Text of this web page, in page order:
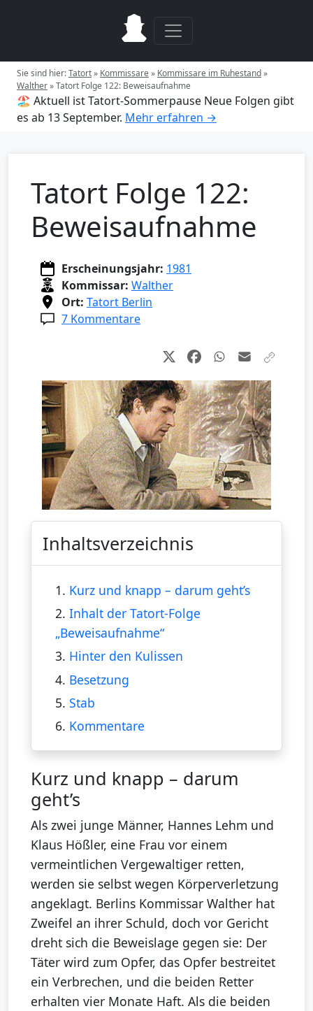
Sie sind hier:Tatort» Kommissare» Kommissare im Ruhestand»
Walther»Tatort Folge 122: Beweisaufnahme
🏖️ Aktuell ist Tatort-Sommerpause Neue Folgen gibt
es ab 13 September. Mehr erfahren →
Tatort Folge 122:
Beweisaufnahme
Erscheinungsjahr: 1981
Kommissar: Walther
Ort: Tatort Berlin
7 Kommentare
Inhaltsverzeichnis
1. Kurz und knapp – darum geht’s
2. Inhalt der Tatort-Folge
„Beweisaufnahme“
3. Hinter den Kulissen
4. Besetzung
5. Stab
6. Kommentare
Kurz und knapp – darum
geht’s
Als zwei junge Männer, Hannes Lehm und
Klaus Hößler, eine Frau vor einem
vermeintlichen Vergewaltiger retten,
werden sie selbst wegen Körperverletzung
angeklagt. Berlins Kommissar Walther hat
Zweifel an ihrer Schuld, doch vor Gericht
dreht sich die Beweislage gegen sie: Der
Täter wird zum Opfer, das Opfer bestreitet
ein Verbrechen, und die beiden Retter
erhalten vier Monate Haft. Als die beiden